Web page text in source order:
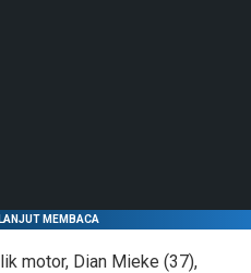
MEMBACA
motor, Dian Mieke (37),